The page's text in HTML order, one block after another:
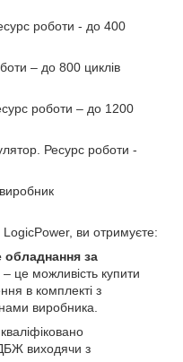
роботи - до 400
– до 800 циклів
роботи – до 1200
Ресурс роботи -
ви отримуєте:
обладнання за
це можливість купити
в комплекті з
виробника.
кваліфіковано
виходячи з